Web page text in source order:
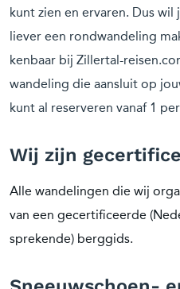
kunt zien en ervaren. Dus
liever een rondwandeling
kenbaar bij Zillertal-
wandeling die aansluit op
kunt al reserveren vanaf 1
Wij zijn
Alle wandelingen die wij
van een gecertificeerde
sprekende) berggids.